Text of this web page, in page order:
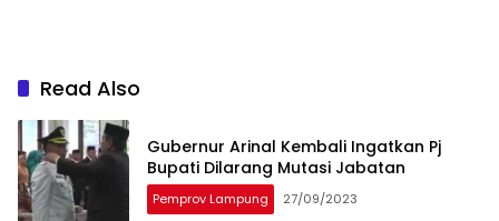
Read Also
Gubernur Arinal Kembali Ingatkan Pj
Bupati Dilarang Mutasi Jabatan
Pemprov Lampung 27/09/2023